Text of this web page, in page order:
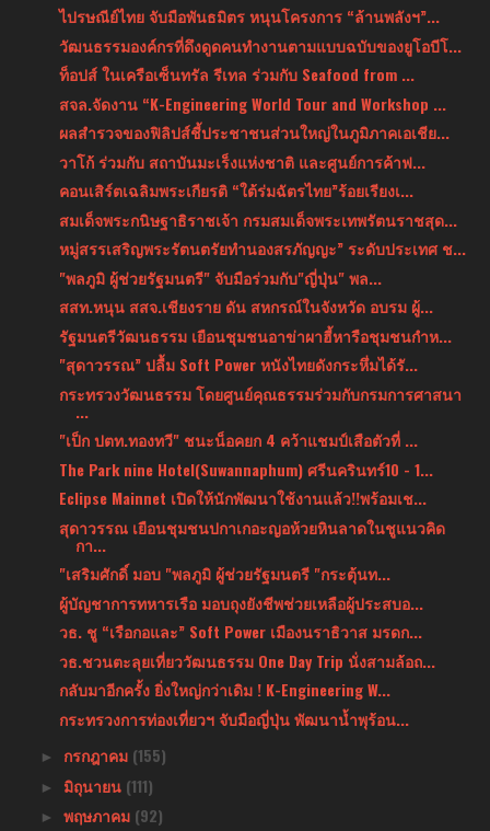
ไปรษณีย์ไทย จับมือพันธมิตร หนุนโครงการ “ล้านพลังฯ”...
วัฒนธรรมองค์กรที่ดึงดูดคนทำงานตามแบบฉบับของยูโอบีโ...
ท็อปส์ ในเครือเซ็นทรัล รีเทล ร่วมกับ Seafood from ...
สจล.จัดงาน “K-Engineering World Tour and Workshop ...
ผลสำรวจของฟิลิปส์ชี้ประชาชนส่วนใหญ่ในภูมิภาคเอเชีย...
วาโก้ ร่วมกับ สถาบันมะเร็งแห่งชาติ และศูนย์การค้าฟ...
คอนเสิร์ตเฉลิมพระเกียรติ “ใต้ร่มฉัตรไทย”ร้อยเรียงเ...
สมเด็จพระกนิษฐาธิราชเจ้า กรมสมเด็จพระเทพรัตนราชสุด...
หมู่สรรเสริญพระรัตนตรัยทำนองสรภัญญะ” ระดับประเทศ ช...
"พลภูมิ ผู้ช่วยรัฐมนตรี" จับมือร่วมกับ"ญี่ปุ่น" พล...
สสท.หนุน สสจ.เชียงราย ดัน สหกรณ์ในจังหวัด อบรม ผู้...
รัฐมนตรีวัฒนธรรม เยือนชุมชนอาข่าผาฮี้หารือชุมชนกำห...
"สุดาวรรณ” ปลื้ม Soft Power หนังไทยดังกระหึ่มได้รั...
กระทรวงวัฒนธรรม โดยศูนย์คุณธรรมร่วมกับกรมการศาสนา
...
"เป็ก ปตท.ทองทวี" ชนะน็อคยก 4 คว้าแชมป์เสือตัวที่ ...
The Park nine Hotel(Suwannaphum) ศรีนครินทร์10 - 1...
Eclipse Mainnet เปิดให้นักพัฒนาใช้งานแล้ว!!พร้อมเช...
สุดาวรรณ เยือนชุมชนปกาเกอะญอห้วยหินลาดในชูแนวคิด
กา...
"เสริมศักดิ์ มอบ "พลภูมิ ผู้ช่วยรัฐมนตรี "กระตุ้นท...
ผู้บัญชาการทหารเรือ มอบถุงยังชีพช่วยเหลือผู้ประสบอ...
วธ. ชู “เรือกอและ” Soft Power เมืองนราธิวาส มรดก...
วธ.ชวนตะลุยเที่ยววัฒนธรรม One Day Trip นั่งสามล้อถ...
กลับมาอีกครั้ง ยิ่งใหญ่กว่าเดิม ! K-Engineering W...
กระทรวงการท่องเที่ยวฯ จับมือญี่ปุ่น พัฒนาน้ำพุร้อน...
► กรกฎาคม (155)
► มิถุนายน (111)
► พฤษภาคม (92)